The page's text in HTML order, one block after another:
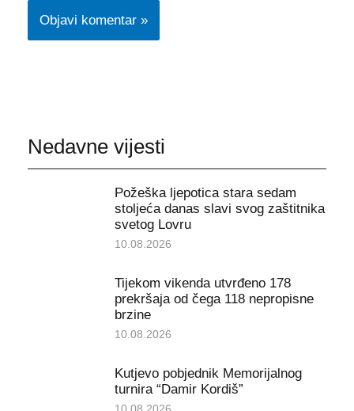
Nedavne vijesti
Požeška ljepotica stara sedam
stoljeća danas slavi svog zaštitnika
svetog Lovru
10.08.2026
Tijekom vikenda utvrđeno 178
prekršaja od čega 118 nepropisne
brzine
10.08.2026
Kutjevo pobjednik Memorijalnog
turnira “Damir Kordiš”
10.08.2026